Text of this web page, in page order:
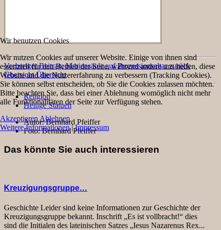
Vorheriger Beitrag: Mariensäule auf Prozessionsaltar zurück
Übersicht Übersicht
Religion
Heilige Statuen
Autor:Bernhard Pfeiffer
Foto:Bernhard Pfeiffer
Das könnte Sie auch interessieren
Kreuzigungsgruppe…
Geschichte Leider sind keine Informationen zur Geschichte der
Kreuzigungsgruppe bekannt. Inschrift „Es ist vollbracht!“ dies
sind die Initialen des lateinischen Satzes „Iesus Nazarenus Rex...
Wir benutzen Cookies
Wir nutzen Cookies auf unserer Website. Einige von ihnen sind
essenziell für den Betrieb der Seite, während andere uns helfen, diese
Website und die Nutzererfahrung zu verbessern (Tracking Cookies).
Sie können selbst entscheiden, ob Sie die Cookies zulassen möchten.
Bitte beachten Sie, dass bei einer Ablehnung womöglich nicht mehr
alle Funktionalitäten der Seite zur Verfügung stehen.
Akzeptieren Ablehnen
Weitere Informationen|Impressum